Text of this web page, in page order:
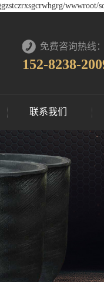
wwwroot/
免费咨询热线：
152-8238-
联系我们